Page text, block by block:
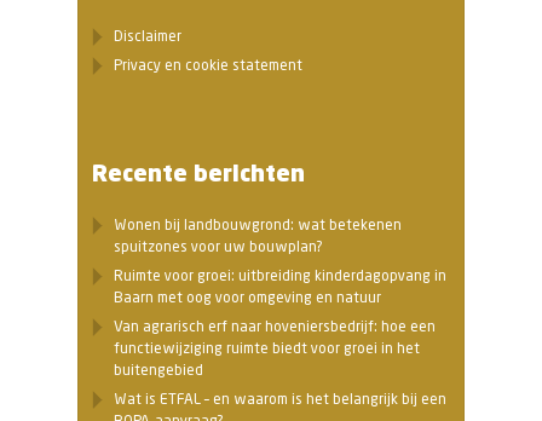
Disclaimer
Privacy en cookie statement
Recente berichten
Wonen bij landbouwgrond: wat betekenen
spuitzones voor uw bouwplan?
Ruimte voor groei: uitbreiding kinderdagopvang in
Baarn met oog voor omgeving en natuur
Van agrarisch erf naar hoveniersbedrijf: hoe een
functiewijziging ruimte biedt voor groei in het
buitengebied
Wat is ETFAL – en waarom is het belangrijk bij een